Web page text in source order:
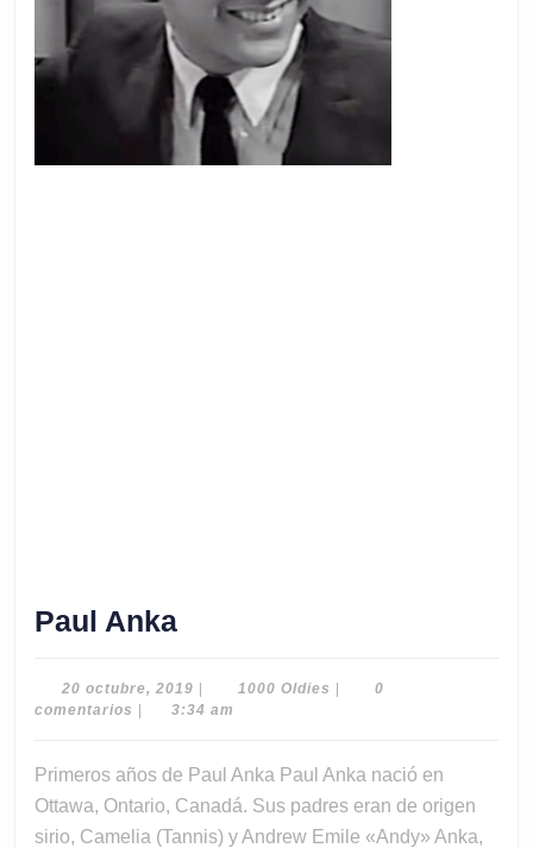
Paul AnkaPaul
20 octubre, 2019 20
octubre,
1000 Oldies 1000
0
comentarios
3:34 am
Primeros años de Paul Anka Paul Anka nació en
Ottawa, Ontario, Canadá. Sus padres eran de origen
sirio, Camelia (Tannis) y Andrew Emile «Andy» Anka,